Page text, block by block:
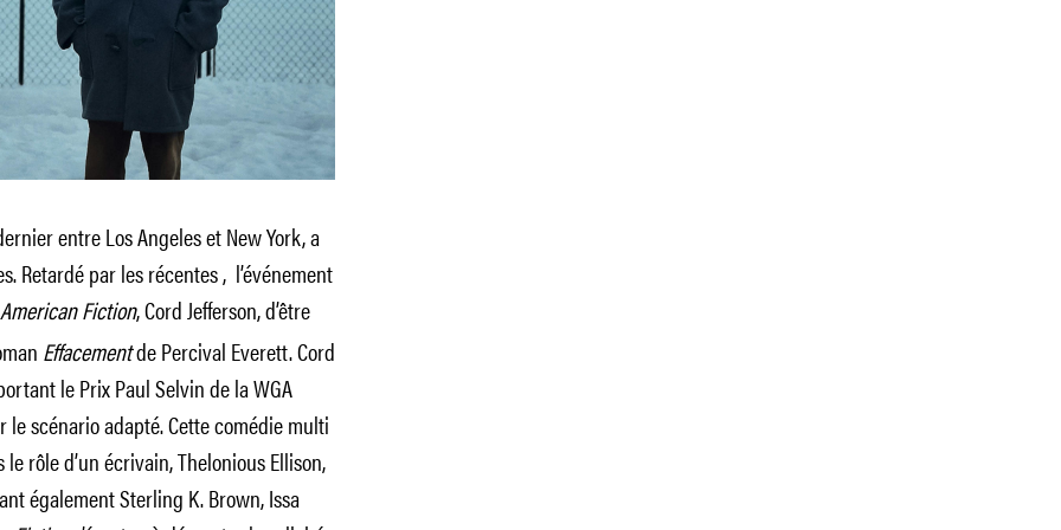
entre Los Angeles et New York, a
Retardé par les récentes , l’événement
American Fiction,Cord Jefferson, d’être
Effacementde Percival Everett. Cord
le Prix Paul Selvin de la WGA
scénario adapté. Cette comédie multi
rôle d’un écrivain, Thelonious Ellison,
également Sterling K. Brown, Issa